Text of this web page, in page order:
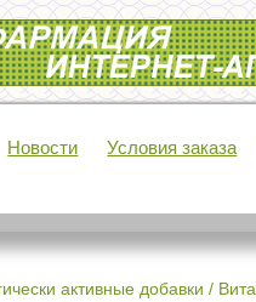
Фармация
Новости Условия заказа
активные добавки /